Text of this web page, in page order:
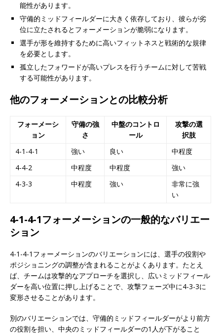
能性があります。
守備的ミッドフィールダーに大きく依存しており、彼らが劣
位に立たされるとフォーメーションが脆弱になります。
選手が形を維持するために高いフィットネスと戦術的な規律
を必要とします。
孤立したフォワードが高いプレスを行うチームに対して苦戦
する可能性があります。
他のフォーメーションとの比較分析
フォーメーシ
ョン
守備の強
さ
中盤のコントロ
ール
攻撃の選
択肢
4-1-4-1
強い 良い
中程度
4-4-2
中程度 中程度
強い
4-3-3
中程度 強い
非常に強
い
4-1-4-1フォーメーションの一般的なバリエー
ション
4-1-4-1フォーメーションのバリエーションには、選手の役割や
ポジショニングの調整が含まれることがよくあります。たとえ
ば、チームは攻撃的なアプローチを選択し、広いミッドフィール
ダーを高い位置に押し上げることで、攻撃フェーズ中に4-3-3に
変形させることがあります。
別のバリエーションでは、守備的ミッドフィールダーがより前方
の役割を担い、中央のミッドフィールダーの1人が下がること